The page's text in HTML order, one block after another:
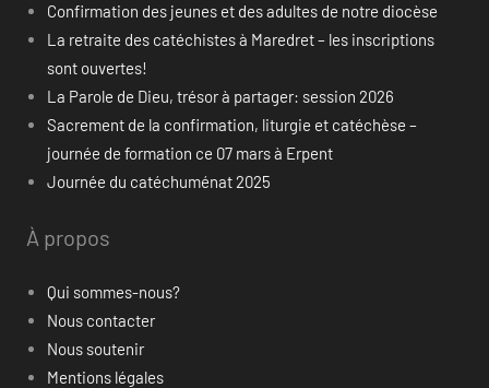
Confirmation des jeunes et des adultes de notre diocèse
La retraite des catéchistes à Maredret – les inscriptions
sont ouvertes!
La Parole de Dieu, trésor à partager: session 2026
Sacrement de la confirmation, liturgie et catéchèse –
journée de formation ce 07 mars à Erpent
Journée du catéchuménat 2025
À propos
Qui sommes-nous?
Nous contacter
Nous soutenir
Mentions légales